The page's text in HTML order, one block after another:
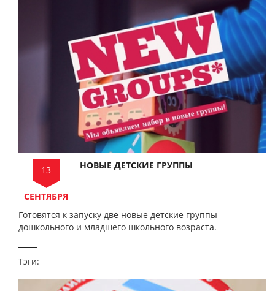
13
СЕНТЯБРЯ
НОВЫЕ ДЕТСКИЕ ГРУППЫ
Готовятся к запуску две новые детские группы
дошкольного и младшего школьного возраста.
Тэги: